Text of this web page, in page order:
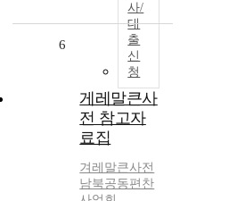
사/
대
출
신
청
6
게레말큰사
전 참고자
료집
겨레말큰사전
남북공동편찬